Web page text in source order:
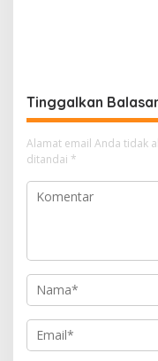
Tinggalkan
Alamat email Anda tidak
ditandai *